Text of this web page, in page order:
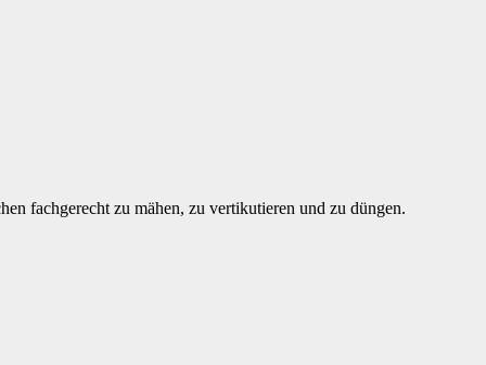
fachgerecht zu mähen, zu vertikutieren und zu düngen.